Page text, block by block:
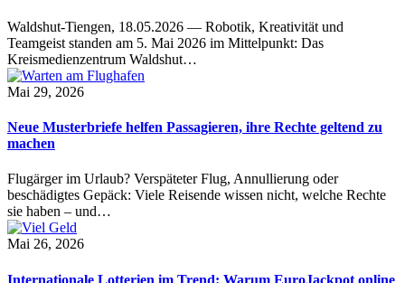
Waldshut-Tiengen, 18.05.2026 — Robotik, Kreativität und
Teamgeist standen am 5. Mai 2026 im Mittelpunkt: Das
Kreismedienzentrum Waldshut…
Mai 29, 2026
Neue Musterbriefe helfen Passagieren, ihre Rechte geltend zu
machen
Flugärger im Urlaub? Verspäteter Flug, Annullierung oder
beschädigtes Gepäck: Viele Reisende wissen nicht, welche Rechte
sie haben – und…
Mai 26, 2026
Internationale Lotterien im Trend: Warum EuroJackpot online